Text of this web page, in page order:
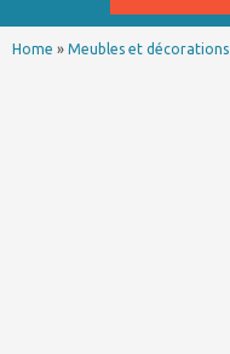
Home » Meubles et décorations